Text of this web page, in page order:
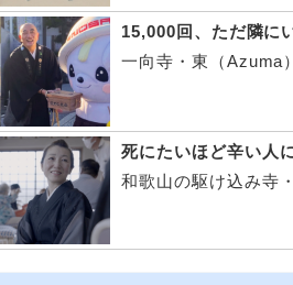
15,000回、ただ隣に
一向寺・東（Azuma
死にたいほど辛い人
和歌山の駆け込み寺